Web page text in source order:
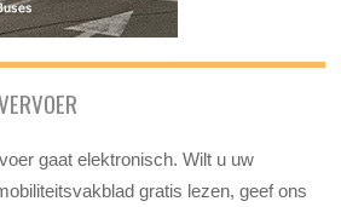
gaat elektronisch. Wilt u uw
gratis lezen, geef ons